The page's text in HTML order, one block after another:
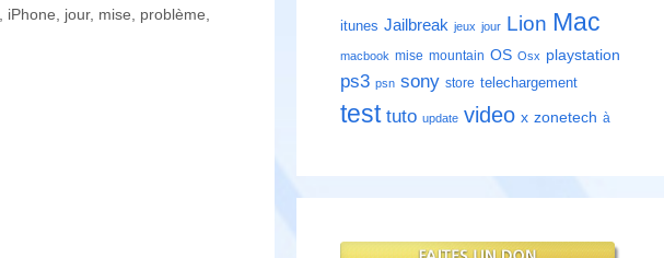
iPhone jour, mise problème
itunes Jailbreak jeux jour Lion Mac
macbook mise mountain OS Osx playstation
ps3 psn sony store telechargement
test tuto update video x zonetech à